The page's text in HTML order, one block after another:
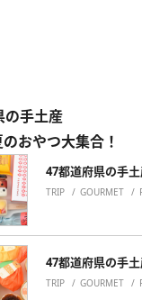
の手土産
おやつ大集合！
47都道府県の手
TRIP GOURMET
47都道府県の手
TRIP GOURMET